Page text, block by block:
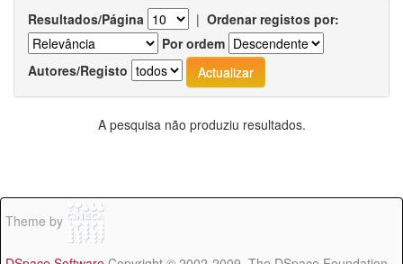
Resultados/Página | Ordenar registos por:
Por ordem
Autores/Registo
A pesquisa não produziu resultados.
Theme by